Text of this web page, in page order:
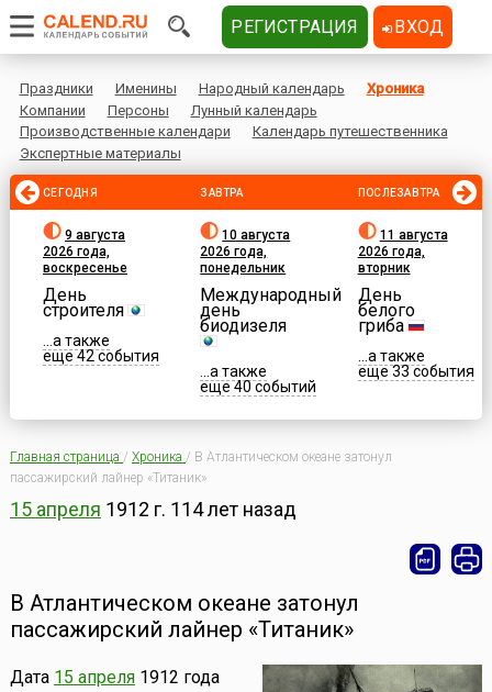
Праздники Именины Народный календарь
Хроника
Компании
Персоны
Лунный календарь
Производственные календари
Календарь путешественника
Экспертные материалы
СЕГОДНЯ
9 августа
2026 года,
воскресенье
День
строителя
...а также
еще 42 события
ЗАВТРА
10 августа
2026 года,
понедельник
Международный
день
биодизеля
...а также
еще 40 событий
ПОСЛЕЗАВТРА
11 августа
2026 года,
вторник
День
белого
гриба
...а также
еще 33 события
Главная страница / Хроника / В Атлантическом океане затонул
пассажирский лайнер «Титаник»
15 апреля 1912 г. 114 лет назад
В Атлантическом океане затонул
пассажирский лайнер «Титаник»
Дата 15 апреля1912 года
РЕГИСТРАЦИЯ ВХОД